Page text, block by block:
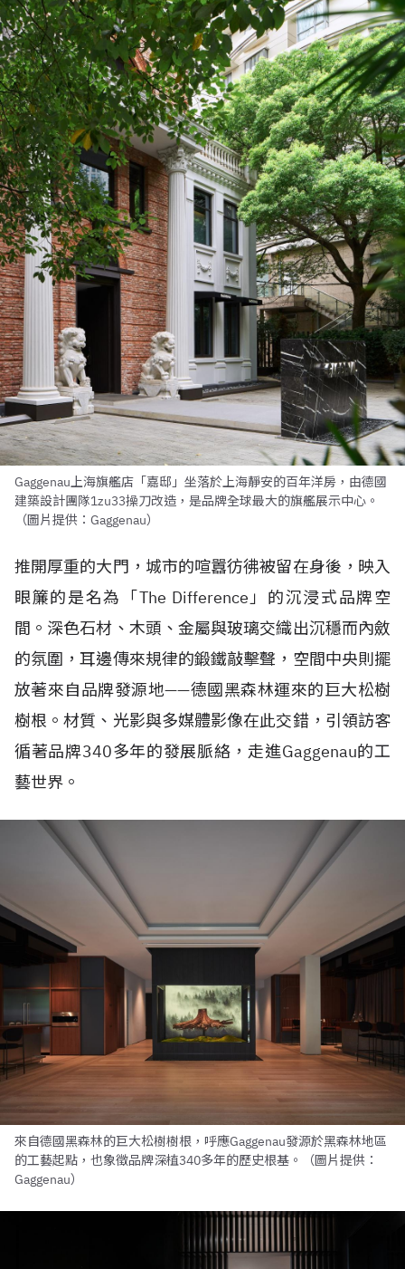
Gaggenau上海旗艦店「嘉邸」坐落於上海靜安的百年洋房，由德國
建築設計團隊1zu33操刀改造，是品牌全球最大的旗艦展示中心。
（圖片提供：Gaggenau）
推開厚重的大門，城市的喧囂彷彿被留在身後，映入
眼簾的是名為「The Difference」的沉浸式品牌空
間。深色石材、木頭、金屬與玻璃交織出沉穩而內斂
的氛圍，耳邊傳來規律的鍛鐵敲擊聲，空間中央則擺
放著來自品牌發源地——德國黑森林運來的巨大松樹
樹根。材質、光影與多媒體影像在此交錯，引領訪客
循著品牌340多年的發展脈絡，走進Gaggenau的工
藝世界。
來自德國黑森林的巨大松樹樹根，呼應Gaggenau發源於黑森林地區
的工藝起點，也象徵品牌深植340多年的歷史根基。（圖片提供：
Gaggenau）